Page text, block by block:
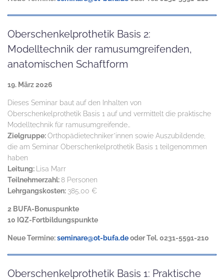
Oberschenkelprothetik Basis 2:
Modelltechnik der ramusumgreifenden,
anatomischen Schaftform
19. März 2026
Dieses Seminar baut auf den Inhalten von
Oberschenkelprothetik Basis 1 auf und vermittelt die praktische
Modelltechnik für ramusumgreifende…
Zielgruppe:Orthopädietechniker*innen sowie Auszubildende,
die am Seminar Oberschenkelprothetik Basis 1 teilgenommen
haben
Leitung: Lisa Marr
Teilnehmerzahl:8 Personen
Lehrgangskosten: 385,00 €
2 BUFA-Bonuspunkte
10 IQZ-Fortbildungspunkte
Neue Termine:seminare@ot-bufa.deoder Tel. 0231-5591-210
Oberschenkelprothetik Basis 1: Praktische